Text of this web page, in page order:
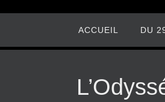
le
ACCUEIL DU